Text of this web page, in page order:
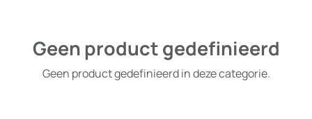
Geen product gedefinieerd
Geen product gedefinieerd in deze categorie.